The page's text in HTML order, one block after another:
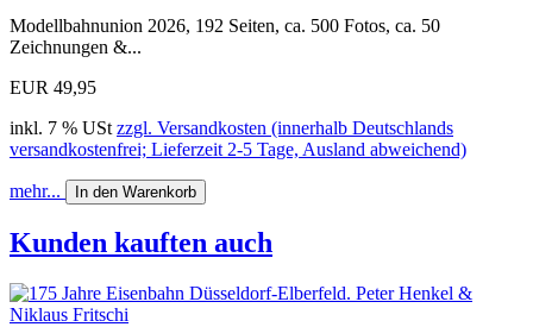
Modellbahnunion 2026, 192 Seiten, ca. 500 Fotos, ca. 50
Zeichnungen &...
EUR 49,95
inkl. 7 % USt zzgl. Versandkosten (innerhalb Deutschlands
versandkostenfrei; Lieferzeit 2-5 Tage, Ausland abweichend)
mehr... In den Warenkorb
Kunden kauften auch